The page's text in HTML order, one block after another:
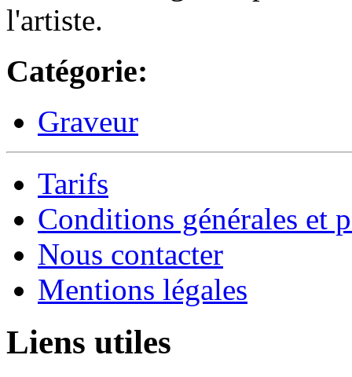
l'artiste.
Catégorie:
Graveur
Tarifs
Conditions générales et
Nous contacter
Mentions légales
Liens utiles